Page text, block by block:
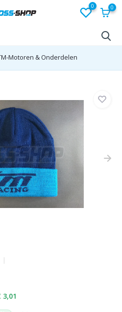
0 0
Motoren & Onderdelen